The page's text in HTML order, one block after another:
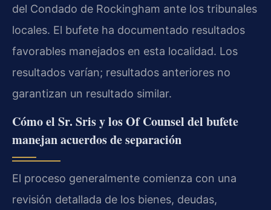
del Condado de Rockingham ante los tribunales
locales. El bufete ha documentado resultados
favorables manejados en esta localidad. Los
resultados varían; resultados anteriores no
garantizan un resultado similar.
Cómo el Sr. Sris y los Of Counsel del bufete
manejan acuerdos de separación
El proceso generalmente comienza con una
revisión detallada de los bienes, deudas,